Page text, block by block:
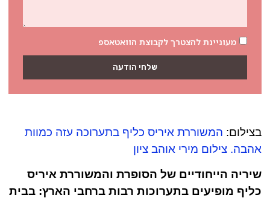
מעוניינת להצטרך לקבוצת הוואטאספ
שלחי הודעה
בצילום: המשוררת איריס כליף בתערוכה עזה כמוות
אהבה. צילום מירי אוהב ציון
שיריה הייחודיים של הסופרת והמשוררת איריס
כליף מופיעים בתערוכות רבות ברחבי הארץ: בבית